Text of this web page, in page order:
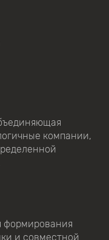
компании,
формирования
и совместной